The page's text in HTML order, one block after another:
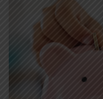
Quel est le rôle des
enfants L’éducation
essentielle pour les
et autonomes. En
bienveillance et la […]